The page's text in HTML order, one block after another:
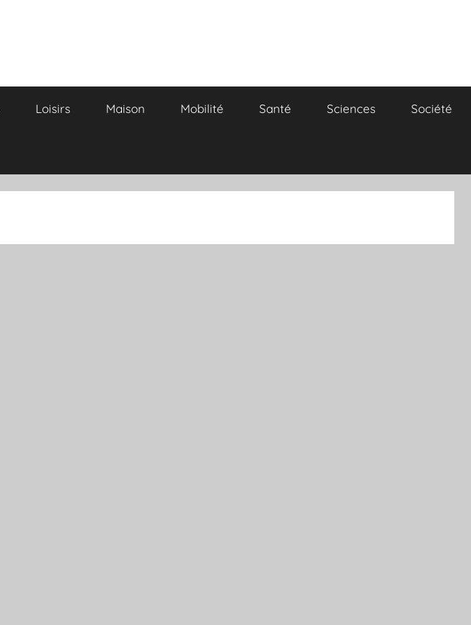
Loisirs Maison Mobilité Santé Sciences Société